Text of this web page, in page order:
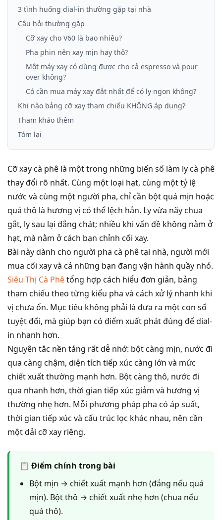
3 tình huống dial-in thường gặp tại nhà
Câu hỏi thường gặp
Cỡ xay cho V60 là bao nhiêu?
Pha phin nên xay mịn hay thô?
Một máy xay có dùng được cho cả espresso và pour
over không?
Có cần mua máy xay đắt nhất để có ly ngon không?
Khi nào bảng cỡ xay tham chiếu KHÔNG áp dụng?
Tham khảo thêm
Tóm lại
Cỡ xay cà phê là một trong những biến số làm ly cà phê
thay đổi rõ nhất. Cùng một loại hạt, cùng một tỷ lệ
nước và cùng một người pha, chỉ cần bột quá mịn hoặc
quá thô là hương vị có thể lệch hẳn. Ly vừa nãy chua
gắt, ly sau lại đắng chát; nhiều khi vấn đề không nằm ở
hạt, mà nằm ở cách bạn chỉnh cối xay.
Bài này dành cho người pha cà phê tại nhà, người mới
mua cối xay và cả những bạn đang vận hành quầy nhỏ.
Siêu Thị Cà Phêtổng hợp cách hiểu đơn giản, bảng
tham chiếu theo từng kiểu pha và cách xử lý nhanh khi
vị chưa ổn. Mục tiêu không phải là đưa ra một con số
tuyệt đối, mà giúp bạn có điểm xuất phát đúng để dial-
in nhanh hơn.
Nguyên tắc nền tảng rất dễ nhớ: bột càng mịn, nước đi
qua càng chậm, diện tích tiếp xúc càng lớn và mức
chiết xuất thường mạnh hơn. Bột càng thô, nước đi
qua nhanh hơn, thời gian tiếp xúc giảm và hương vị
thường nhẹ hơn. Mỗi phương pháp pha có áp suất,
thời gian tiếp xúc và cấu trúc lọc khác nhau, nên cần
một dải cỡ xay riêng.
📋 Điểm chính trong bài
Bột mịn → chiết xuất mạnh hơn (đắng nếu quá
mịn). Bột thô → chiết xuất nhẹ hơn (chua nếu
quá thô).